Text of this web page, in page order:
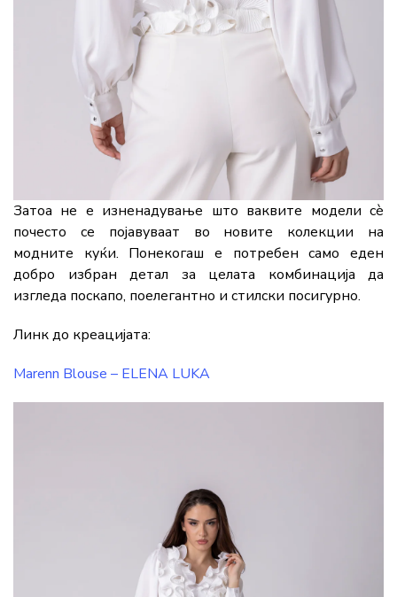
Затоа не е изненадување што ваквите модели сè
почесто се појавуваат во новите колекции на
модните куќи. Понекогаш е потребен само еден
добро избран детал за целата комбинација да
изгледа поскапо, поелегантно и стилски посигурно.
Линк до креацијата:
Marenn Blouse – ELENA LUKA